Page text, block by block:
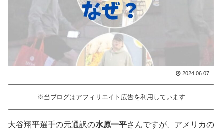
2024.06.07
※当ブログはアフィリエイト広告を利用しています
大谷翔平選手の元通訳の水原一平さんですが、アメリカの